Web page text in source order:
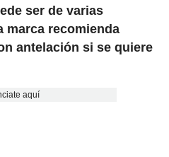
ser de varias
marca recomienda
antelación si se quiere
aquí